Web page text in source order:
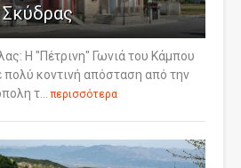
Η "Πέτρινη" Γωνιά του Κάμπου
πολύ κοντινή απόσταση από την
τ... περισσότερα